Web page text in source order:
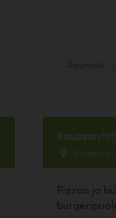
Valtakatu
Pizzaa ja